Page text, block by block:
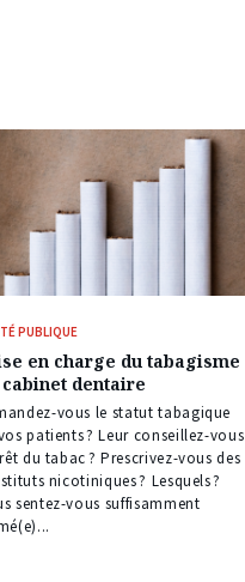
PUBLIQUE
en charge du tabagisme
cabinet dentaire
vous le statut tabagique
patients ? Leur conseillez-vous
du tabac ? Prescrivez-vous des
nicotiniques ? Lesquels ?
sentez-vous suffisamment